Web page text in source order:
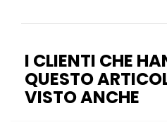
I CLIENTI CHE
QUESTO
VISTO ANCHE